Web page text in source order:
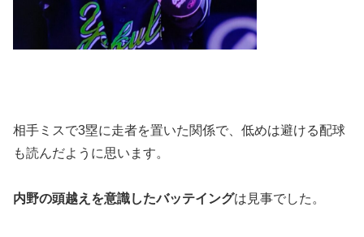
相手ミスで3塁に走者を置いた関係で、低めは避ける配球
も読んだように思います。
内野の頭越えを意識したバッテイングは見事でした。